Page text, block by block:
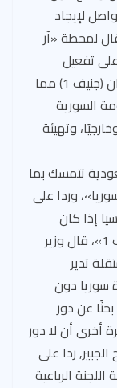
لإيجاد
لمحطة «آر
تفعيل
الجهود لتسوية الأحوال في سوريا وفق بيان (جنيف 1) مما
السورية
وتهيئة
تتمسك بما
وردا على
إذا كان
الجانبان يطالبان بحل سياسي أساسه «جنيف 1»، قال وزير
تدير
سوريا دون
عن دور
أخرى أن لا دور
ردا على
الرباعية